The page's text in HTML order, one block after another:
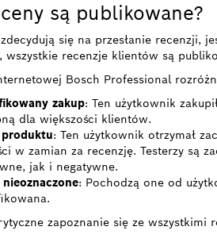
są publikowane?
się na przesłanie recenzji,
wszystkie recenzje klientów są
Bosch Professional
zakup: Ten użytkownik
dla większości klientów.
produktu: Ten użytkownik otrzymał
w zamian za recenzję. Testerzy są
jak i negatywne.
nieoznaczone: Pochodzą one od
zapoznanie się ze wszystkimi